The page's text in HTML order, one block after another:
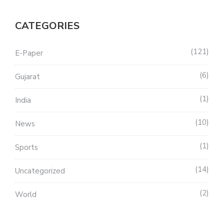
CATEGORIES
E-Paper 121
Gujarat 6
India 1
News 10
Sports 1
Uncategorized 14
World 2